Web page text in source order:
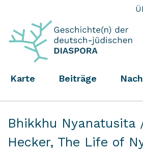
Karte Beiträge
Bhikkhu Nyanatusita
Hecker, The Life of